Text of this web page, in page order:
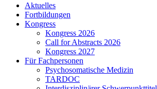
Aktuelles
Fortbildungen
Kongress
Kongress 2026
Call for Abstracts 2026
Kongress 2027
Für Fachpersonen
Psychosomatische Medizin
TARDOC